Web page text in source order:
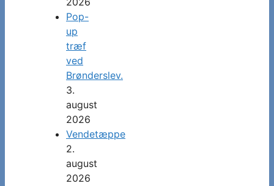
Pop-
up
træf
ved
Brønderslev.
3.
august
2026
Vendetæppe
2.
august
2026